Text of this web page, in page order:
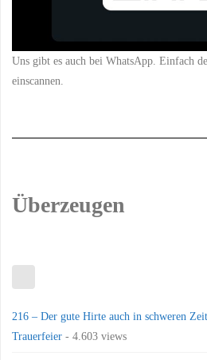
Uns gibt es auch bei WhatsApp. Einfach
einscannen.
Überzeugen
216 – Der gute Hirte auch in schweren
Trauerfeier - 4.603 views